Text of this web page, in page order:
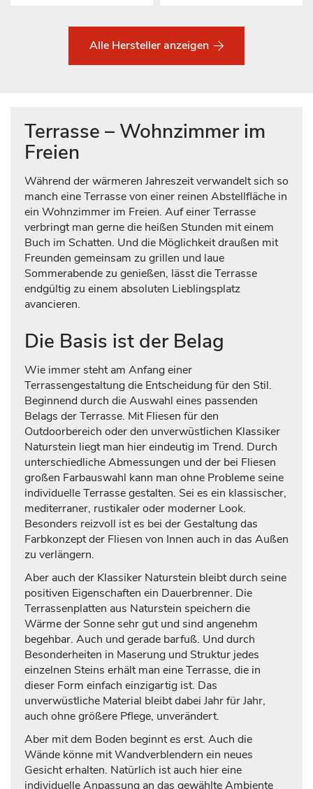
Alle Hersteller anzeigen
Terrasse – Wohnzimmer im
Freien
Während der wärmeren Jahreszeit verwandelt sich so
manch eine Terrasse von einer reinen Abstellfläche in
ein Wohnzimmer im Freien. Auf einer Terrasse
verbringt man gerne die heißen Stunden mit einem
Buch im Schatten. Und die Möglichkeit draußen mit
Freunden gemeinsam zu grillen und laue
Sommerabende zu genießen, lässt die Terrasse
endgültig zu einem absoluten Lieblingsplatz
avancieren.
Die Basis ist der Belag
Wie immer steht am Anfang einer
Terrassengestaltung die Entscheidung für den Stil.
Beginnend durch die Auswahl eines passenden
Belags der Terrasse. Mit Fliesen für den
Outdoorbereich oder den unverwüstlichen Klassiker
Naturstein liegt man hier eindeutig im Trend. Durch
unterschiedliche Abmessungen und der bei Fliesen
großen Farbauswahl kann man ohne Probleme seine
individuelle Terrasse gestalten. Sei es ein klassischer,
mediterraner, rustikaler oder moderner Look.
Besonders reizvoll ist es bei der Gestaltung das
Farbkonzept der Fliesen von Innen auch in das Außen
zu verlängern.
Aber auch der Klassiker Naturstein bleibt durch seine
positiven Eigenschaften ein Dauerbrenner. Die
Terrassenplatten aus Naturstein speichern die
Wärme der Sonne sehr gut und sind angenehm
begehbar. Auch und gerade barfuß. Und durch
Besonderheiten in Maserung und Struktur jedes
einzelnen Steins erhält man eine Terrasse, die in
dieser Form einfach einzigartig ist. Das
unverwüstliche Material bleibt dabei Jahr für Jahr,
auch ohne größere Pflege, unverändert.
Aber mit dem Boden beginnt es erst. Auch die
Wände könne mit Wandverblendern ein neues
Gesicht erhalten. Natürlich ist auch hier eine
individuelle Anpassung an das gewählte Ambiente